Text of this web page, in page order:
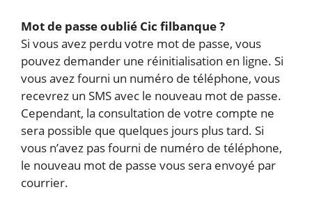
Mot de passe oublié Cic filbanque ?
Si vous avez perdu votre mot de passe, vous
pouvez demander une réinitialisation en ligne. Si
vous avez fourni un numéro de téléphone, vous
recevrez un SMS avec le nouveau mot de passe.
Cependant, la consultation de votre compte ne
sera possible que quelques jours plus tard. Si
vous n’avez pas fourni de numéro de téléphone,
le nouveau mot de passe vous sera envoyé par
courrier.